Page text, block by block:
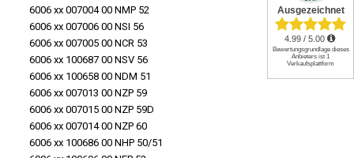
6006 xx 007004 00 NMP 52
6006 xx 007006 00 NSI 56
6006 xx 007005 00 NCR 53
6006 xx 100687 00 NSV 56
6006 xx 100658 00 NDM 51
6006 xx 007013 00 NZP 59
6006 xx 007015 00 NZP 59D
6006 xx 007014 00 NZP 60
6006 xx 100686 00 NHP 50/51